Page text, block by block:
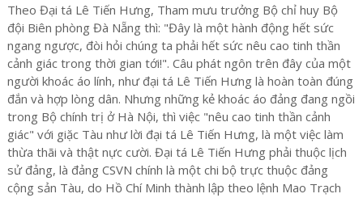
Theo Đại tá Lê Tiến Hưng, Tham mưu trưởng Bộ chỉ huy Bộ
đội Biên phòng Đà Nẵng thì: "Đây là một hành động hết sức
ngang ngược, đòi hỏi chúng ta phải hết sức nêu cao tinh thần
cảnh giác trong thời gian tới!". Câu phát ngôn trên đây của một
người khoác áo lính, như đại tá Lê Tiến Hưng là hoàn toàn đúng
đắn và hợp lòng dân. Nhưng những kẻ khoác áo đảng đang ngồi
trong Bộ chính trị ở Hà Nội, thì việc "nêu cao tinh thần cảnh
giác" với giặc Tàu như lời đại tá Lê Tiến Hưng, là một việc làm
thừa thãi và thật nực cười. Đại tá Lê Tiến Hưng phải thuộc lịch
sử đảng, là đảng CSVN chính là một chi bộ trực thuộc đảng
cộng sản Tàu, do Hồ Chí Minh thành lập theo lệnh Mao Trạch